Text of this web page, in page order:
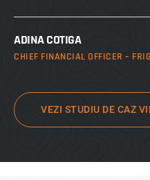
ADINA COTIGA
CHIEF FINANCIAL OFFICER –
VEZI STUDIU DE CAZ